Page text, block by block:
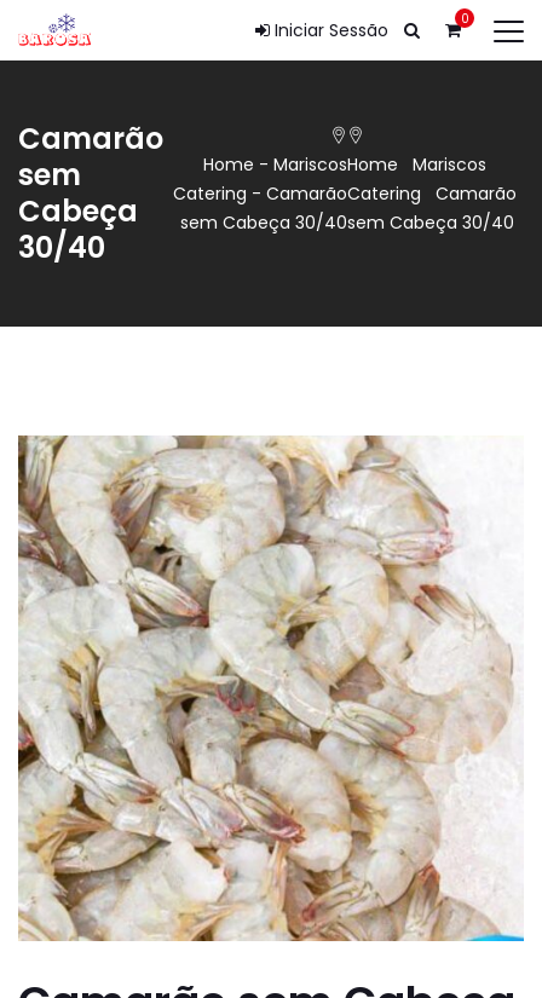
Iniciar Sessão 0
Camarão
sem
Cabeça
30/40
Home -Mariscos
Catering -Camarão
sem Cabeça 30/40
Home
Mariscos
Catering
Camarão
sem Cabeça 30/40